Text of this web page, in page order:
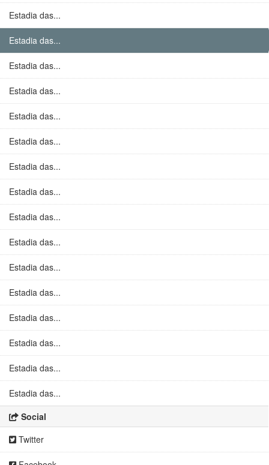
Estadia das...
Estadia das...
Estadia das...
Estadia das...
Estadia das...
Estadia das...
Estadia das...
Estadia das...
Estadia das...
Estadia das...
Estadia das...
Estadia das...
Estadia das...
Estadia das...
Estadia das...
Estadia das...
Social
Twitter